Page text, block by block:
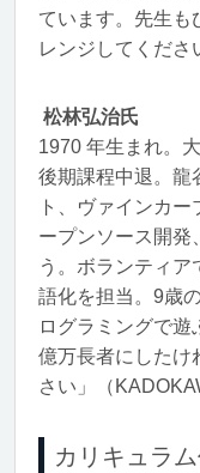
ています。先生も
レンジしてくださ
松林弘治氏
1970 年生まれ。
後期課程中退。龍
ト、ヴァインカ
ープンソース開発
う。ボランティア
語化を担当。9歳
ログラミングで
億万長者にしたけ
さい」（
カリキュラ